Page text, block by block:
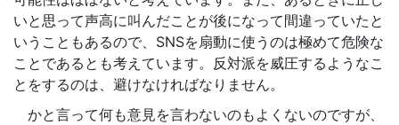
いと思って声高に叫んだことが後になって間違っていたと
いうこともあるので、SNSを扇動に使うのは極めて危険な
ことであるとも考えています。反対派を威圧するようなこ
とをするのは、避けなければなりません。
かと言って何も意見を言わないのもよくないのですが、